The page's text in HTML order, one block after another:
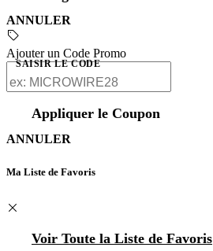
ANNULER
Ajouter un Code Promo
SAISIR LE CODE
Appliquer le Coupon
ANNULER
Ma Liste de Favoris
Voir Toute la Liste de Favoris